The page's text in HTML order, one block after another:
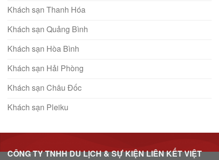
Khách sạn Thanh Hóa
Khách sạn Quảng Bình
Khách sạn Hòa Bình
Khách sạn Hải Phòng
Khách sạn Châu Đốc
Khách sạn Pleiku
CÔNG TY TNHH DU LỊCH & SỰ KIỆN LIÊN KẾT VIỆT